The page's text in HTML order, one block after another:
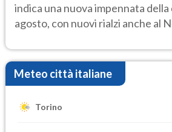
indica una nuova impennata
agosto, con nuovi rialzi anche al
Meteo città italiane
Torino